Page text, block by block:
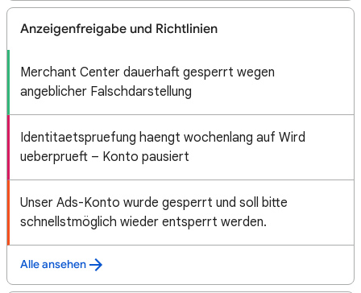
Anzeigenfreigabe und Richtlinien
Merchant Center dauerhaft gesperrt wegen
angeblicher Falschdarstellung
Identitaetspruefung haengt wochenlang auf Wird
ueberprueft – Konto pausiert
Unser Ads-Konto wurde gesperrt und soll bitte
schnellstmöglich wieder entsperrt werden.
Alle ansehen